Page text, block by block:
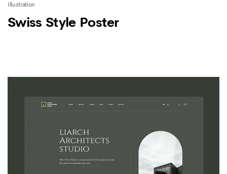
Illustration
Swiss Style Poster